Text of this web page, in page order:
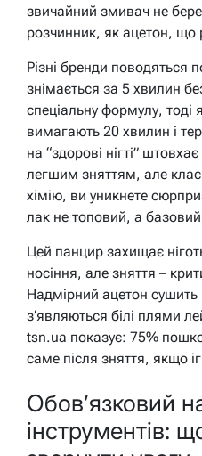
звичайний змивач не бере
розчинник, як ацетон, що
Різні бренди поводяться
знімається за 5 хвилин
спеціальну формулу, тоді
вимагають 20 хвилин і
на “здорові нігті”
легшим зняттям, але
хімію, ви уникнете
лак не топовий, а
Цей панцир захищає
носіння, але зняття –
Надмірний ацетон сушить
з’являються білі плями
tsn.ua показує: 75%
саме після зняття, якщо
Обов’язковий
інструментів: